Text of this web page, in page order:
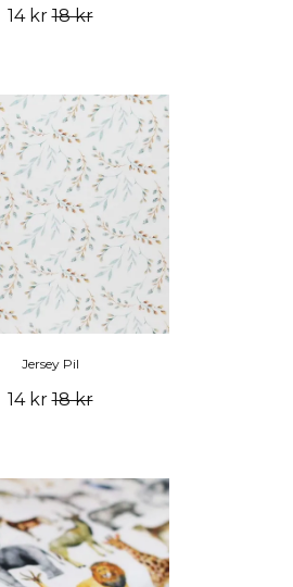
14 kr18 kr
Jersey Pil
14 kr18 kr